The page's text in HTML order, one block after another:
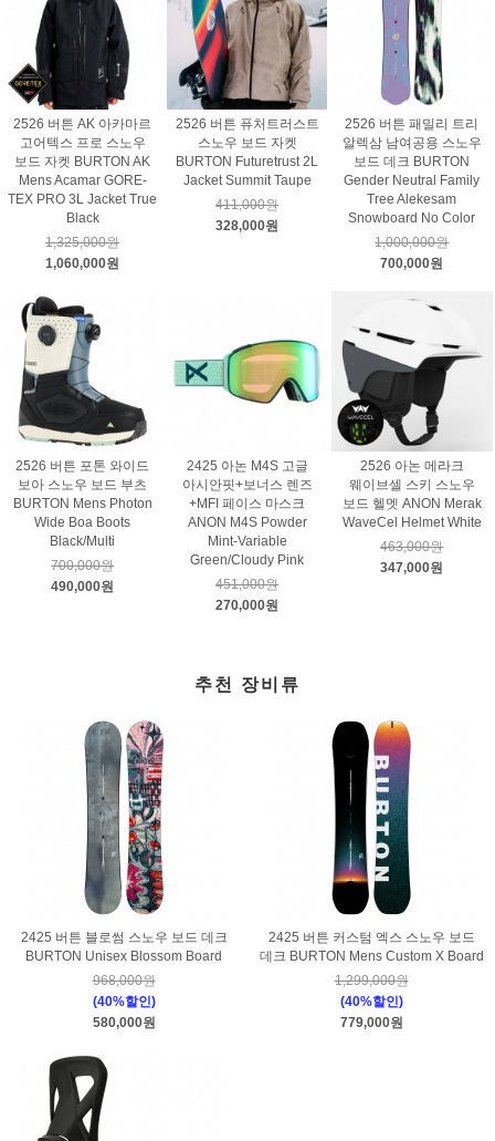
2526 버튼 AK 아카마르
고어텍스 프로 스노우
보드 자켓 BURTON AK
Mens Acamar GORE-
TEX PRO 3L Jacket True
Black
1,325,000원
1,060,000원
2526 버튼 퓨처트러스트
스노우 보드 자켓
BURTON Futuretrust 2L
Jacket Summit Taupe
411,000원
328,000원
2526 버튼 패밀리 트리
알렉삼 남여공용 스노우
보드 데크 BURTON
Gender Neutral Family
Tree Alekesam
Snowboard No Color
1,000,000원
700,000원
2526 버튼 포톤 와이드
보아 스노우 보드 부츠
BURTON Mens Photon
Wide Boa Boots
Black/Multi
700,000원
490,000원
2425 아논 M4S 고글
아시안핏+보너스 렌즈
+MFI 페이스 마스크
ANON M4S Powder
Mint-Variable
Green/Cloudy Pink
451,000원
270,000원
2526 아논 메라크
웨이브셀 스키 스노우
보드 헬멧 ANON Merak
WaveCel Helmet White
463,000원
347,000원
추천 장비류
2425 버튼 블로썸 스노우 보드 데크
BURTON Unisex Blossom Board
968,000원
(40%할인)
580,000원
2425 버튼 커스텀 엑스 스노우 보드
데크 BURTON Mens Custom X Board
1,299,000원
(40%할인)
779,000원